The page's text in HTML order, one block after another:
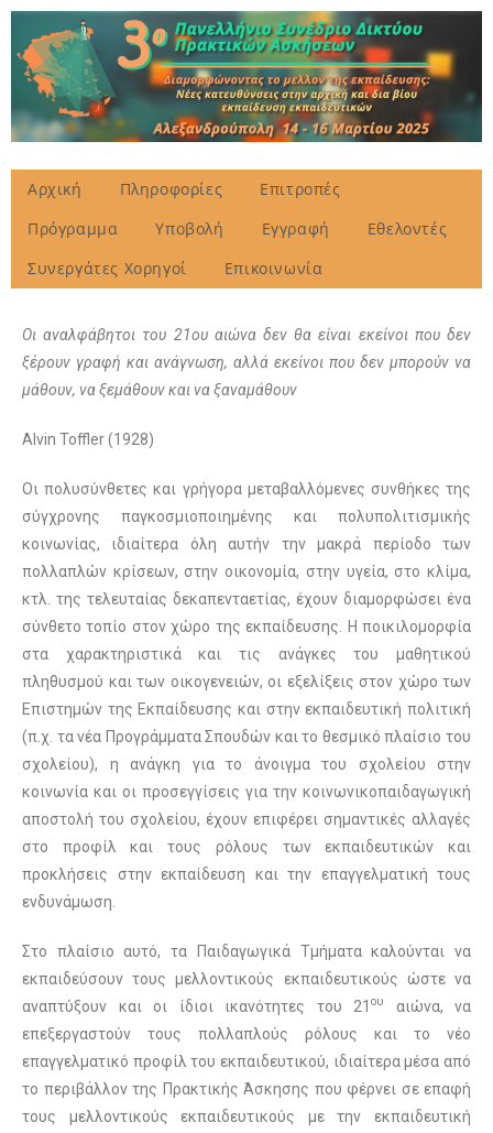
Αρχική Πληροφορίες
Επιτροπές
Πρόγραμμα
Υποβολή Εγγραφή
Εθελοντές
Συνεργάτες Χορηγοί
Επικοινωνία
Οι αναλφάβητοι του 21ου αιώνα δεν θα είναι εκείνοι που δεν
ξέρουν γραφή και ανάγνωση, αλλά εκείνοι που δεν μπορούν να
μάθουν, να ξεμάθουν και να ξαναμάθουν
Alvin Toffler (1928)
Οι πολυσύνθετες και γρήγορα μεταβαλλόμενες συνθήκες της
σύγχρονης παγκοσμιοποιημένης και πολυπολιτισμικής
κοινωνίας, ιδιαίτερα όλη αυτήν την μακρά περίοδο των
πολλαπλών κρίσεων, στην οικονομία, στην υγεία, στο κλίμα,
κτλ. της τελευταίας δεκαπενταετίας, έχουν διαμορφώσει ένα
σύνθετο τοπίο στον χώρο της εκπαίδευσης. Η ποικιλομορφία
στα χαρακτηριστικά και τις ανάγκες του μαθητικού
πληθυσμού και των οικογενειών, οι εξελίξεις στον χώρο των
Επιστημών της Εκπαίδευσης και στην εκπαιδευτική πολιτική
(π.χ. τα νέα Προγράμματα Σπουδών και το θεσμικό πλαίσιο του
σχολείου), η ανάγκη για το άνοιγμα του σχολείου στην
κοινωνία και οι προσεγγίσεις για την κοινωνικοπαιδαγωγική
αποστολή του σχολείου, έχουν επιφέρει σημαντικές αλλαγές
στο προφίλ και τους ρόλους των εκπαιδευτικών και
προκλήσεις στην εκπαίδευση και την επαγγελματική τους
ενδυνάμωση.
Στο πλαίσιο αυτό, τα Παιδαγωγικά Τμήματα καλούνται να
εκπαιδεύσουν τους μελλοντικούς εκπαιδευτικούς ώστε να
αναπτύξουν και οι ίδιοι ικανότητες του 21 ου
αιώνα, να
επεξεργαστούν τους πολλαπλούς ρόλους και το νέο
επαγγελματικό προφίλ του εκπαιδευτικού, ιδιαίτερα μέσα από
το περιβάλλον της Πρακτικής Άσκησης που φέρνει σε επαφή
τους μελλοντικούς εκπαιδευτικούς με την εκπαιδευτική